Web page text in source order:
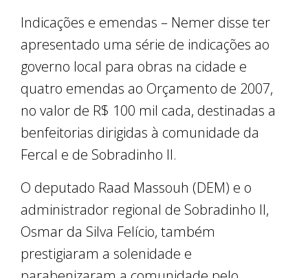
Indicações e emendas – Nemer disse ter
apresentado uma série de indicações ao
governo local para obras na cidade e
quatro emendas ao Orçamento de 2007,
no valor de R$ 100 mil cada, destinadas a
benfeitorias dirigidas à comunidade da
Fercal e de Sobradinho II.
O deputado Raad Massouh (DEM) e o
administrador regional de Sobradinho II,
Osmar da Silva Felício, também
prestigiaram a solenidade e